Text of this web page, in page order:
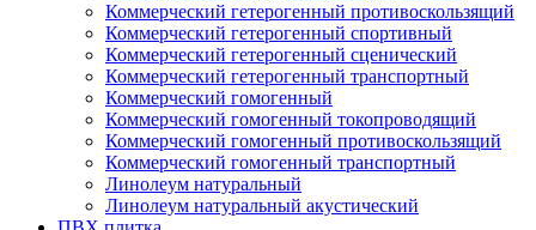
Коммерческий гетерогенный противоскользящий
Коммерческий гетерогенный спортивный
Коммерческий гетерогенный сценический
Коммерческий гетерогенный транспортный
Коммерческий гомогенный
Коммерческий гомогенный токопроводящий
Коммерческий гомогенный противоскользящий
Коммерческий гомогенный транспортный
Линолеум натуральный
Линолеум натуральный акустический